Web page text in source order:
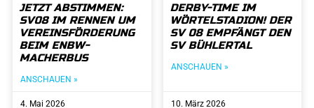
JETZT ABSTIMMEN:
SV08 IM RENNEN UM
VEREINSFÖRDERUNG
BEIM ENBW-
MACHERBUS
ANSCHAUEN »
4. Mai 2026
DERBY-TIME IM
WÖRTELSTADION! DER
SV 08 EMPFÄNGT DEN
SV BÜHLERTAL
ANSCHAUEN »
10. März 2026